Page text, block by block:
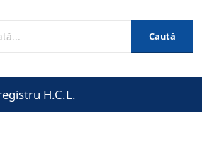
Caută
H.C.L.